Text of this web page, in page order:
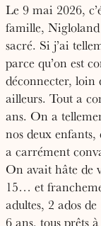
Le 9 mai 2026,
famille, Nigloland
sacré. Si j’ai
parce qu’on est
déconnecter, loin
ailleurs. Tout a
ans. On a
nos deux
a carrément
On avait hâte de
15… et
adultes, 2 ados
6 ans, tous prêts